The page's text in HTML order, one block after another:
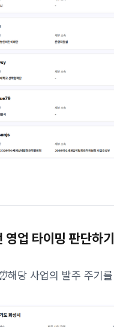
영업 타이밍 판단하기
해당 사업의 발주 주기